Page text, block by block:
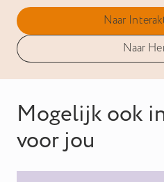
Naar
Naar
Mogelijk ook
voor jou